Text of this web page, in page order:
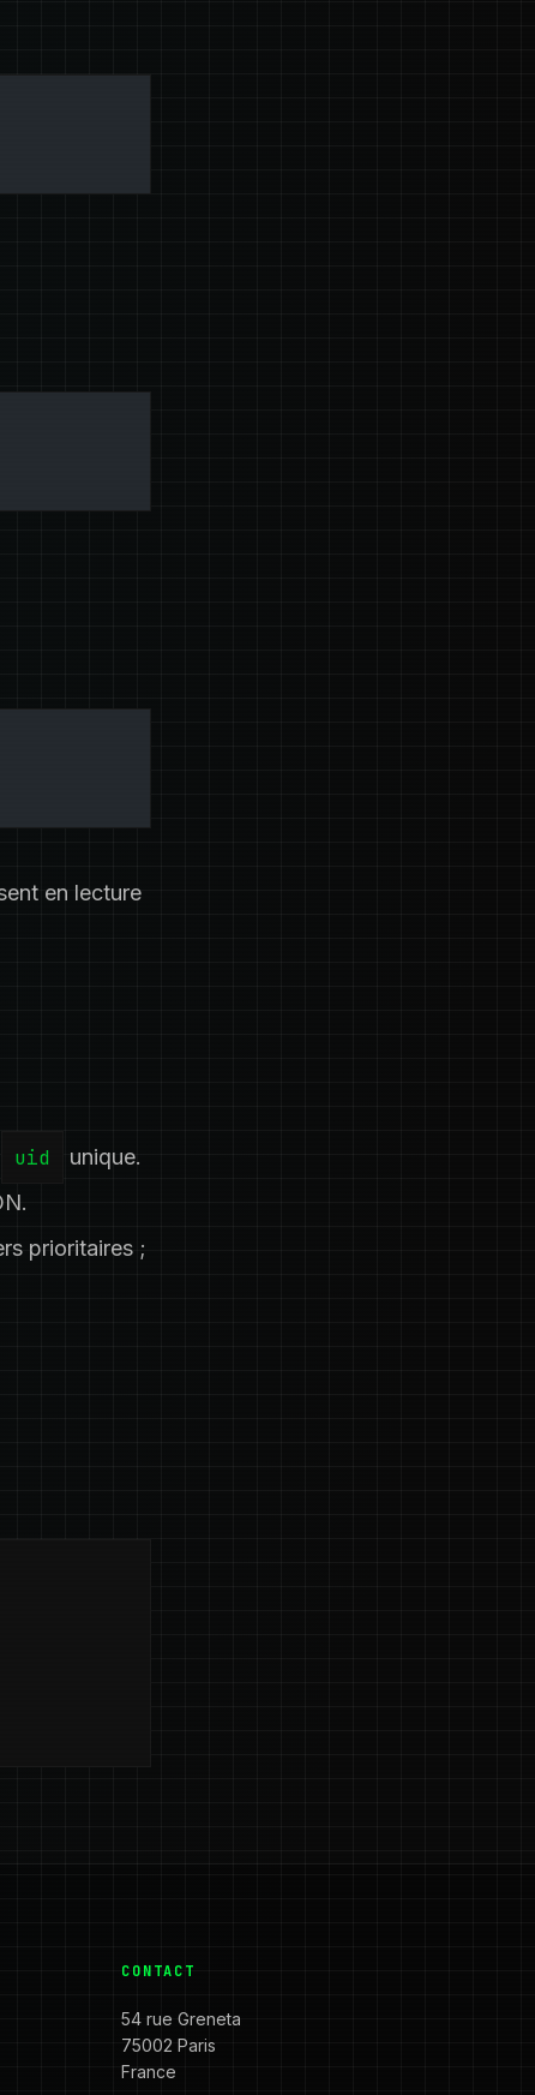
en lecture
uid
unique.
prioritaires ;
CONTACT
54 rue Greneta
75002 Paris
France